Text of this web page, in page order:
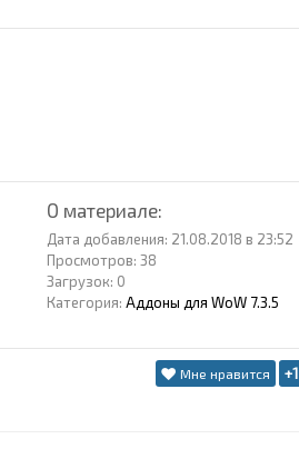
О материале:
Дата добавления: 21.08.2018 в 23:52
Просмотров: 38
Загрузок: 0
Категория: Аддоны для WoW 7.3.5
Мне нравится +1